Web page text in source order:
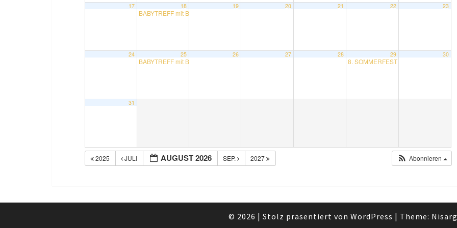
17 18
BABYTREFF mit Bettina
19 20 21 22 23
24 25
BABYTREFF mit Bettina
26 27 28 29
8. SOMMERFEST im Hermine-
30
31
2025 JULI AUGUST 2026 SEP. 2027 Abonnieren
© 2026 | Stolz präsentiert von WordPress | Theme: Nisarg